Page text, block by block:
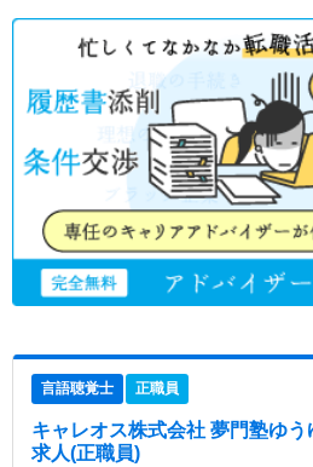
言語聴覚士 正職員
キャレオス株式会社 夢門塾ゆう
求人(正職員)